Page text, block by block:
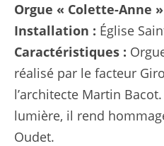
Orgue « Colette-Anne »
Installation : Église
Caractéristiques :
réalisé par le facteur
l’architecte Martin
lumière, il rend
Oudet.